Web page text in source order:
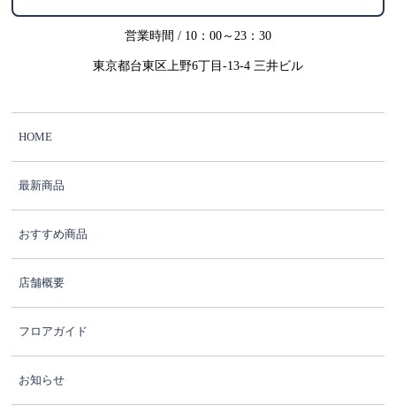
営業時間 / 10：00～23：30
東京都台東区上野6丁目-13-4 三井ビル
HOME
最新商品
おすすめ商品
店舗概要
フロアガイド
お知らせ